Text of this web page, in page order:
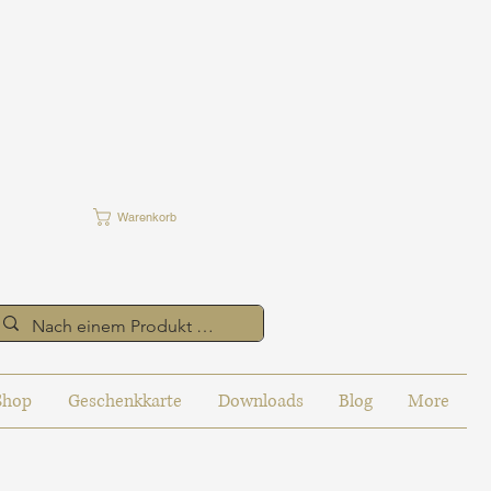
Warenkorb
Geschenkkarte Downloads Blog More